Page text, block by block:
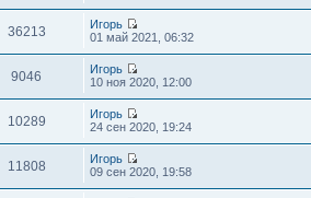
36213
Игорь
01 май 2021, 06:32
9046
Игорь
10 ноя 2020, 12:00
10289
Игорь
24 сен 2020, 19:24
11808
Игорь
09 сен 2020, 19:58